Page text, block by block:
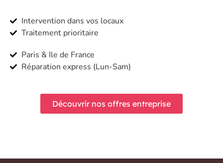
Intervention dans vos locaux
Traitement prioritaire
Paris & Ile de France
Réparation express (Lun-Sam)
Découvrir nos offres entreprise